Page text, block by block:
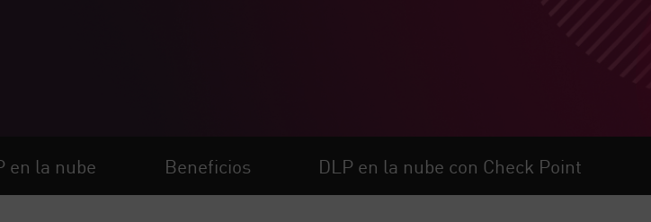
en la nube Beneficios DLP en la nube con Check Point